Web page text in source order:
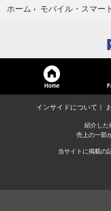
ホーム › モバイル・スマー
Home
インサイドについて
紹介した
売上の一部
当サイトに掲載の